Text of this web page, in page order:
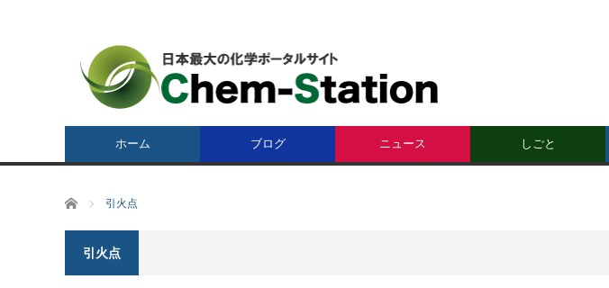
ホーム ブログ ニュース しごと
ホーム 引火点
引火点